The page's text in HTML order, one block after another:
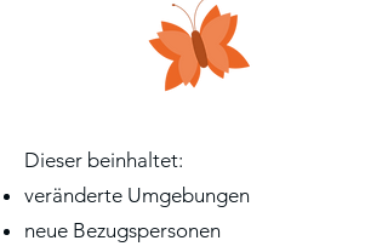
Dieser beinhaltet:
veränderte Umgebungen
neue Bezugspersonen